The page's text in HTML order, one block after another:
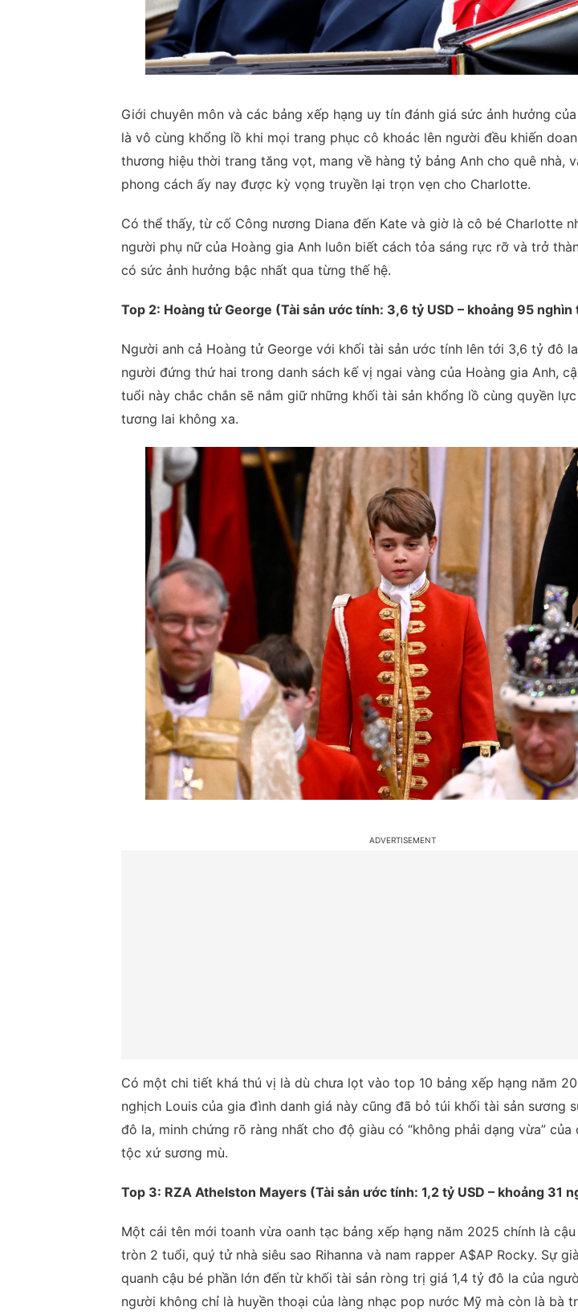
Giới chuyên môn và các bảng xếp hạng uy tín đánh giá sức ảnh hưởng
là vô cùng khổng lồ khi mọi trang phục cô khoác lên người đều khiến
thương hiệu thời trang tăng vọt, mang về hàng tỷ bảng Anh cho quê nhà,
phong cách ấy nay được kỳ vọng truyền lại trọn vẹn cho Charlotte.
Có thể thấy, từ cố Công nương Diana đến Kate và giờ là cô bé Charlotte
người phụ nữ của Hoàng gia Anh luôn biết cách tỏa sáng rực rỡ và trở
có sức ảnh hưởng bậc nhất qua từng thế hệ.
Top 2: Hoàng tử George (Tài sản ước tính: 3,6 tỷ USD – khoảng 95 nghìn
Người anh cả Hoàng tử George với khối tài sản ước tính lên tới 3,6 tỷ đô
người đứng thứ hai trong danh sách kế vị ngai vàng của Hoàng gia Anh,
tuổi này chắc chắn sẽ nắm giữ những khối tài sản khổng lồ cùng quyền
tương lai không xa.
Có một chi tiết khá thú vị là dù chưa lọt vào top 10 bảng xếp hạng năm
nghịch Louis của gia đình danh giá này cũng đã bỏ túi khối tài sản sương
đô la, minh chứng rõ ràng nhất cho độ giàu có “không phải dạng vừa” của
tộc xứ sương mù.
Top 3: RZA Athelston Mayers (Tài sản ước tính: 1,2 tỷ USD – khoảng 31
Một cái tên mới toanh vừa oanh tạc bảng xếp hạng năm 2025 chính là cậu
tròn 2 tuổi, quý tử nhà siêu sao Rihanna và nam rapper A$AP Rocky. Sự
quanh cậu bé phần lớn đến từ khối tài sản ròng trị giá 1,4 tỷ đô la của
người không chỉ là huyền thoại của làng nhạc pop nước Mỹ mà còn là bà